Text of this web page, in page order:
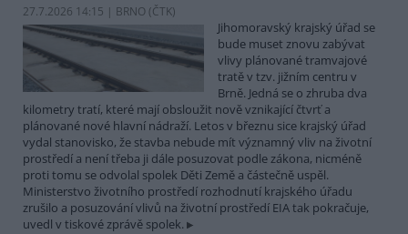
27.7.2026 14:15 | BRNO (ČTK)
Jihomoravský krajský úřad se
bude muset znovu zabývat
vlivy plánované tramvajové
tratě v tzv. jižním centru v
Brně. Jedná se o zhruba dva
kilometry tratí, které mají obsloužit nově vznikající čtvrť a
plánované nové hlavní nádraží. Letos v březnu sice krajský úřad
vydal stanovisko, že stavba nebude mít významný vliv na životní
prostředí a není třeba ji dále posuzovat podle zákona, nicméně
proti tomu se odvolal spolek Děti Země a částečně uspěl.
Ministerstvo životního prostředí rozhodnutí krajského úřadu
zrušilo a posuzování vlivů na životní prostředí EIA tak pokračuje,
uvedl v tiskové zprávě spolek.